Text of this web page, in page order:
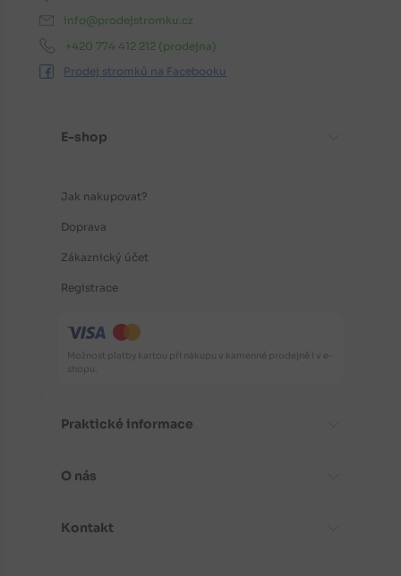
info@prodejstromku.cz
+420 774 412 212 (prodejna)
Prodej stromků na Facebooku
E-shop
Jak nakupovat?
Doprava
Zákaznický účet
Registrace
Možnost platby kartou při nákupu v kamenné prodejně i v e-
shopu.
Praktické informace
Časté dotazy
O nás
Aktuality
Kontakt